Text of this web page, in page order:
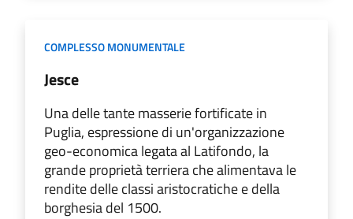
COMPLESSO MONUMENTALE
Jesce
Una delle tante masserie fortificate in
Puglia, espressione di un'organizzazione
geo-economica legata al Latifondo, la
grande proprietà terriera che alimentava le
rendite delle classi aristocratiche e della
borghesia del 1500.